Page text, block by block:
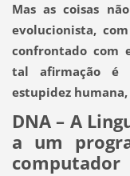
Mas as coisas
evolucionista,
confrontado com
tal afirmação é
estupidez
DNA – A
a um
computador